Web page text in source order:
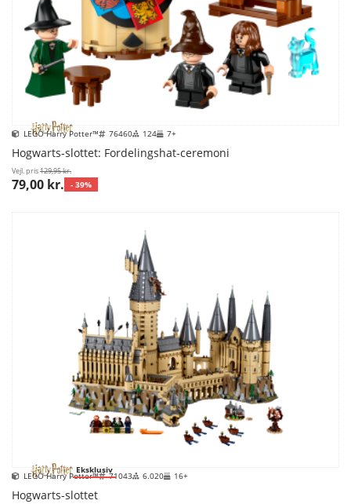
LEGO Harry Potter™ 76460 124 7+
Hogwarts-slottet: Fordelingshat-ceremoni
Vejl. pris129,95 kr.
79,00 kr. - 39%
Eksklusiv
LEGO Harry Potter™ 71043 6.020 16+
Hogwarts-slottet